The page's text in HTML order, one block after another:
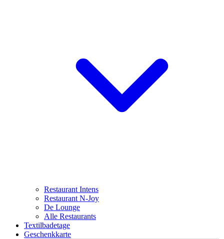
Restaurant Intens
Restaurant N-Joy
De Lounge
Alle Restaurants
Textilbadetage
Geschenkkarte